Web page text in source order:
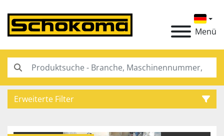
Menü
Erweiterte Filter